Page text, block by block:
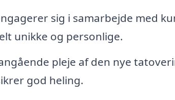
sig i samarbejde med
unikke og personlige.
pleje af den nye
god heling.